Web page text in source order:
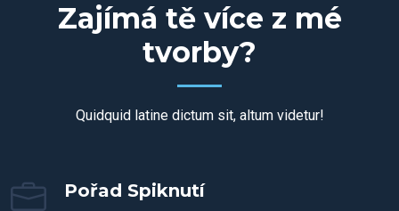
Zajímá tě více z mé
tvorby?
Quidquid latine dictum sit, altum videtur!
Pořad Spiknutí